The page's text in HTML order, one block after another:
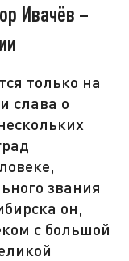
Ивачёв –
только на
слава о
звания
он,
с большой